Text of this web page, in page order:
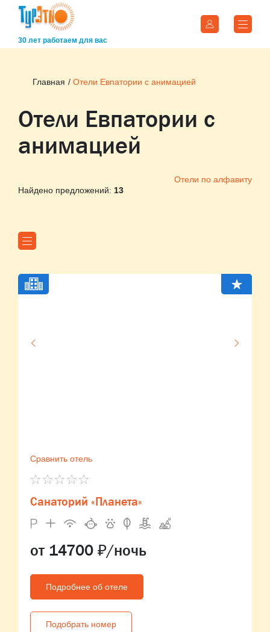
30 лет работаем для вас
Главная Отели Евпатории с анимацией
Отели Евпатории с
анимацией
Отели по алфавиту
Найдено предложений: 13
Сравнить отель
Санаторий «Планета»
от 14700 ₽/ночь
Подробнее об отеле
Подобрать номер